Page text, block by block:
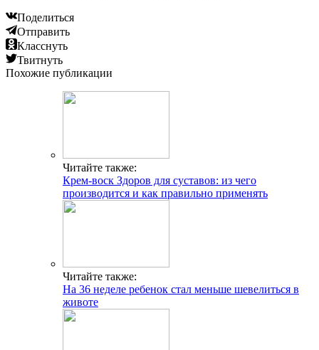
Поделиться
Отправить
Класснуть
Твитнуть
Похожие публикации
Читайте также:
Крем-воск Здоров для суставов: из чего
производится и как правильно применять
Читайте также:
На 36 неделе ребенок стал меньше шевелиться в
животе